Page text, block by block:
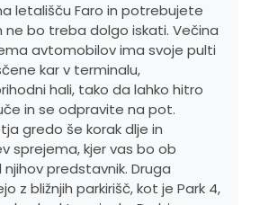
letališču Faro in potrebujete
bo treba dolgo iskati. Večina
avtomobilov ima svoje pulti
kar v terminalu,
hali, tako da lahko hitro
in se odpravite na pot.
gredo še korak dlje in
sprejema, kjer vas bo ob
predstavnik. Druga
z bližnjih parkirišč, kot je Park 4,